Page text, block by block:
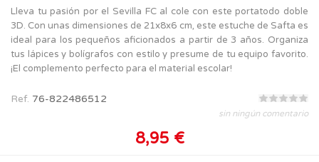
Lleva tu pasión por el Sevilla FC al cole con este portatodo doble
3D. Con unas dimensiones de 21x8x6 cm, este estuche de Safta es
ideal para los pequeños aficionados a partir de 3 años. Organiza
tus lápices y bolígrafos con estilo y presume de tu equipo favorito.
¡El complemento perfecto para el material escolar!
Ref. 76-822486512
sin ningún comentario
8,95 €